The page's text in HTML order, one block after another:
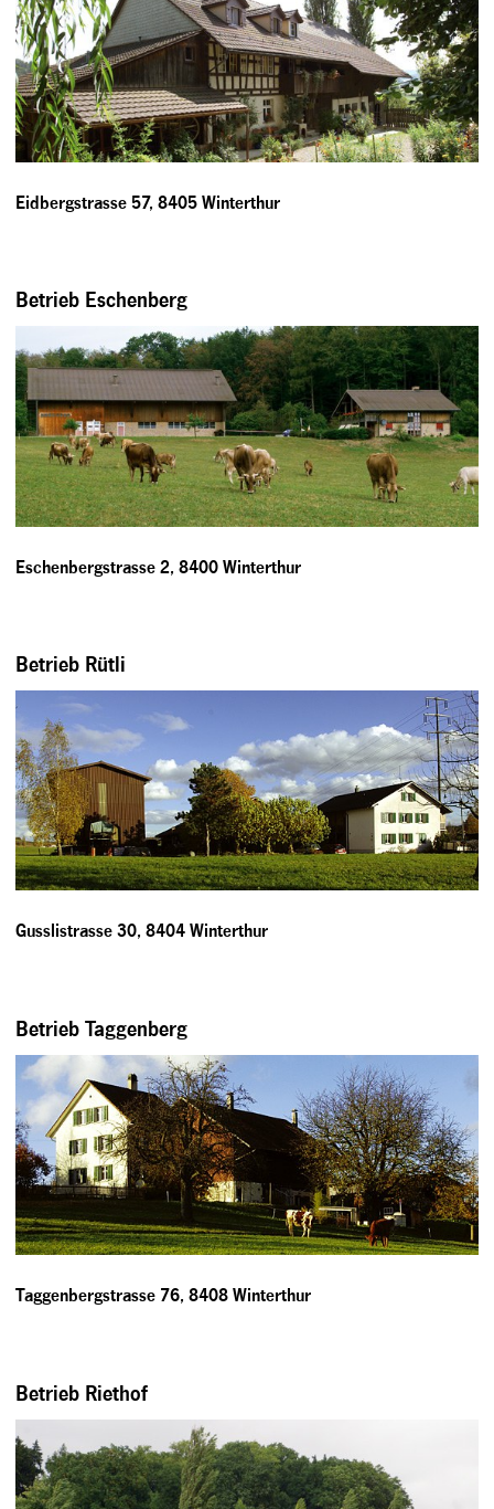
Eidbergstrasse 57, 8405 Winterthur
Betrieb Eschenberg
Eschenbergstrasse 2, 8400 Winterthur
Betrieb Rütli
Gusslistrasse 30, 8404 Winterthur
Betrieb Taggenberg
Taggenbergstrasse 76, 8408 Winterthur
Betrieb Riethof